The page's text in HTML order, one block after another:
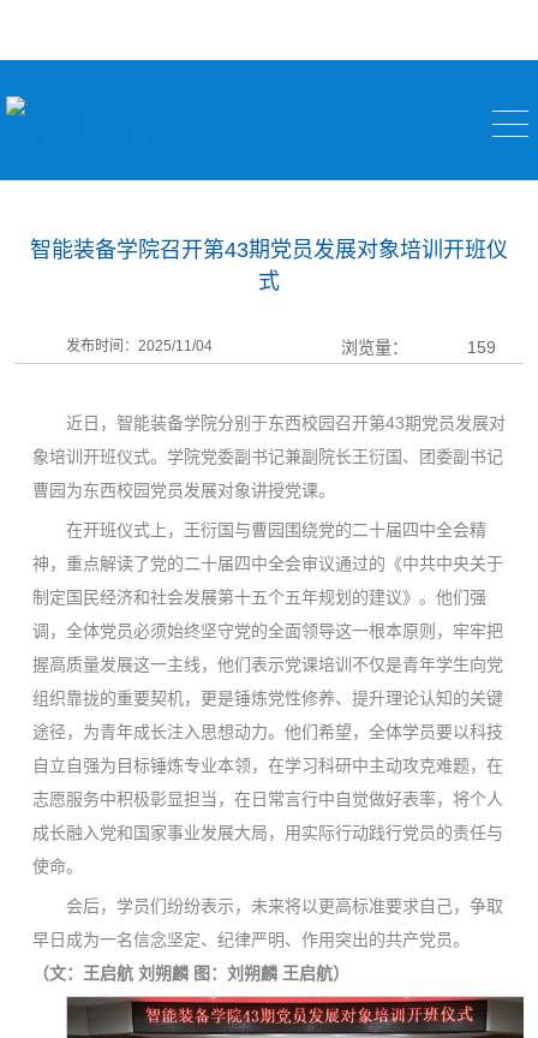
智能装备学院召开第43期党员发展对象培训开班仪
式
发布时间：2025/11/04 浏览量： 159
近日，智能装备学院分别于东西校园召开第43期党员发展对
象培训开班仪式。学院党委副书记兼副院长王衍国、团委副书记
曹园为东西校园党员发展对象讲授党课。
在开班仪式上，王衍国与曹园围绕党的二十届四中全会精
神，重点解读了党的二十届四中全会审议通过的《中共中央关于
制定国民经济和社会发展第十五个五年规划的建议》。他们强
调，全体党员必须始终坚守党的全面领导这一根本原则，牢牢把
握高质量发展这一主线，他们表示党课培训不仅是青年学生向党
组织靠拢的重要契机，更是锤炼党性修养、提升理论认知的关键
途径，为青年成长注入思想动力。他们希望，全体学员要以科技
自立自强为目标锤炼专业本领，在学习科研中主动攻克难题，在
志愿服务中积极彰显担当，在日常言行中自觉做好表率，将个人
成长融入党和国家事业发展大局，用实际行动践行党员的责任与
使命。
会后，学员们纷纷表示，未来将以更高标准要求自己，争取
早日成为一名信念坚定、纪律严明、作用突出的共产党员。
（文： 王启航 刘朔麟 图：刘朔麟 王启航）